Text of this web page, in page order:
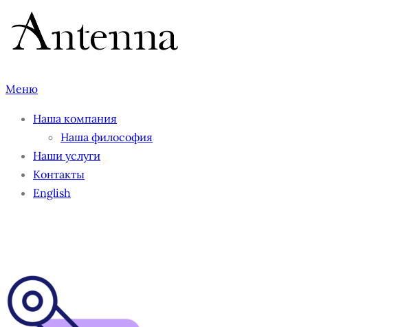
Перейти
содержимому
Меню
Наша компания
Наша философия
Наши услуги
Контакты
English